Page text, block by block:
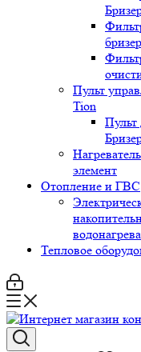
Пульт
Tion
Пульт
элемент
Отопление и ГВС
Тепловое